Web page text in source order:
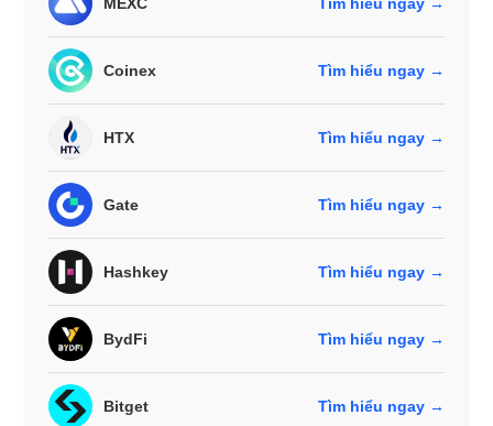
Coinex Tìm hiểu ngay →
HTX Tìm hiểu ngay →
Gate Tìm hiểu ngay →
Hashkey Tìm hiểu ngay →
BydFi Tìm hiểu ngay →
Bitget Tìm hiểu ngay →